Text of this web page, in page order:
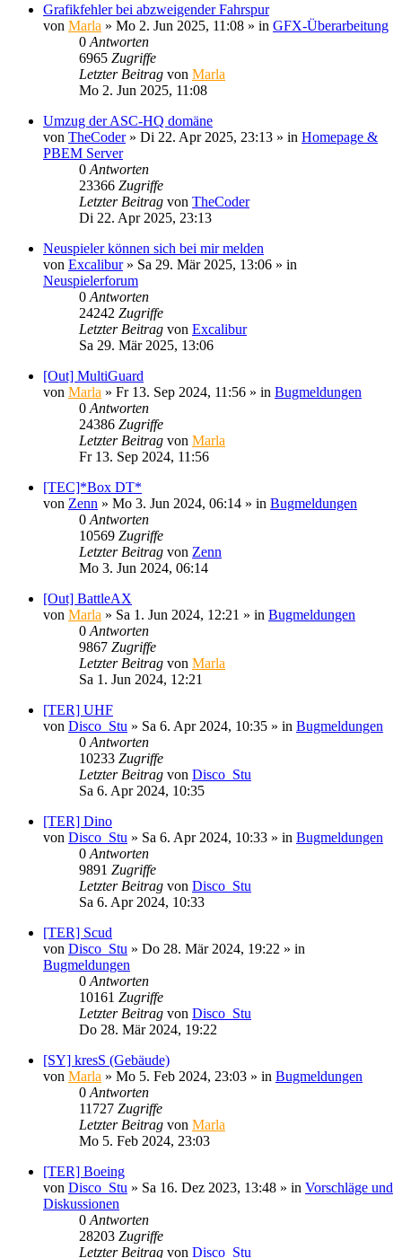
Grafikfehler bei abzweigender Fahrspur
von Marla » Mo 2. Jun 2025, 11:08 » in GFX-Überarbeitung
0 Antworten
6965 Zugriffe
Letzter Beitrag von Marla
Mo 2. Jun 2025, 11:08
Umzug der ASC-HQ domäne
von TheCoder» Di 22. Apr 2025, 23:13 » in Homepage &
PBEM Server
0 Antworten
23366 Zugriffe
Letzter Beitrag von TheCoder
Di 22. Apr 2025, 23:13
Neuspieler können sich bei mir melden
von Excalibur» Sa 29. Mär 2025, 13:06 » in
Neuspielerforum
0 Antworten
24242 Zugriffe
Letzter Beitrag von Excalibur
Sa 29. Mär 2025, 13:06
[Out] MultiGuard
von Marla » Fr 13. Sep 2024, 11:56 » in Bugmeldungen
0 Antworten
24386 Zugriffe
Letzter Beitrag von Marla
Fr 13. Sep 2024, 11:56
[TEC]*Box DT*
von Zenn » Mo 3. Jun 2024, 06:14 » in Bugmeldungen
0 Antworten
10569 Zugriffe
Letzter Beitrag von Zenn
Mo 3. Jun 2024, 06:14
[Out] BattleAX
von Marla » Sa 1. Jun 2024, 12:21 » in Bugmeldungen
0 Antworten
9867 Zugriffe
Letzter Beitrag von Marla
Sa 1. Jun 2024, 12:21
[TER] UHF
von Disco_Stu » Sa 6. Apr 2024, 10:35 » in Bugmeldungen
0 Antworten
10233 Zugriffe
Letzter Beitrag von Disco_Stu
Sa 6. Apr 2024, 10:35
[TER] Dino
von Disco_Stu » Sa 6. Apr 2024, 10:33 » in Bugmeldungen
0 Antworten
9891 Zugriffe
Letzter Beitrag von Disco_Stu
Sa 6. Apr 2024, 10:33
[TER] Scud
von Disco_Stu » Do 28. Mär 2024, 19:22 » in
Bugmeldungen
0 Antworten
10161 Zugriffe
Letzter Beitrag von Disco_Stu
Do 28. Mär 2024, 19:22
[SY] kresS (Gebäude)
von Marla » Mo 5. Feb 2024, 23:03 » in Bugmeldungen
0 Antworten
11727 Zugriffe
Letzter Beitrag von Marla
Mo 5. Feb 2024, 23:03
[TER] Boeing
von Disco_Stu » Sa 16. Dez 2023, 13:48 » in Vorschläge und
Diskussionen
0 Antworten
28203 Zugriffe
Letzter Beitrag von Disco_Stu